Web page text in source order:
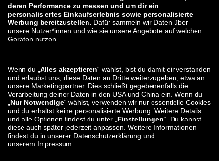
zalando-lounge.lt zalando-lounge.sk
zalando-lounge.ro zalando-lounge.hr
zalando-lounge.lu zalando-lounge.ee
zalando-lounge.lv zalando-lounge.no
Sie finden uns
auch bei